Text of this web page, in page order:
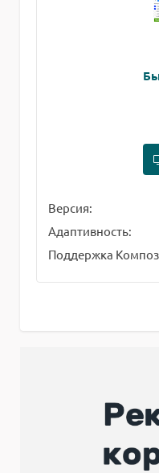
Версия:
Адаптивность:
Поддержка